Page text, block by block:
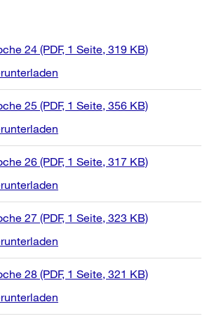
24 (PDF, 1 Seite, 319 KB)
25 (PDF, 1 Seite, 356 KB)
26 (PDF, 1 Seite, 317 KB)
27 (PDF, 1 Seite, 323 KB)
28 (PDF, 1 Seite, 321 KB)